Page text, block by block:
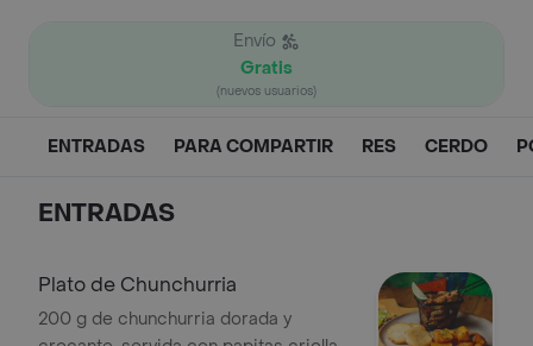
Envío
Gratis
(nuevos usuarios)
ENTRADAS PARA COMPARTIR RES CERDO
ENTRADAS
Plato de Chunchurria
200 g de chunchurria dorada y